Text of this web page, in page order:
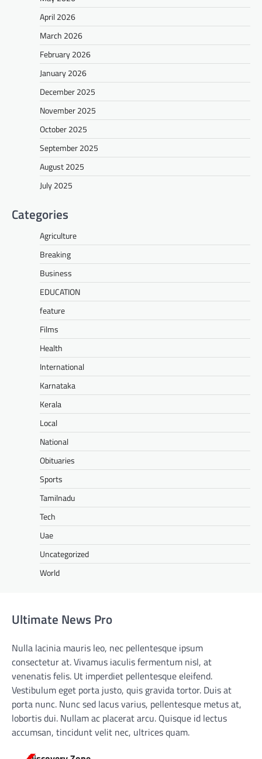
April 2026
March 2026
February 2026
January 2026
December 2025
November 2025
October 2025
September 2025
August 2025
July 2025
Categories
Agriculture
Breaking
Business
EDUCATION
feature
Films
Health
International
Karnataka
Kerala
Local
National
Obituaries
Sports
Tamilnadu
Tech
Uae
Uncategorized
World
Ultimate News Pro
Nulla lacinia mauris leo, nec pellentesque ipsum
consectetur at. Vivamus iaculis fermentum nisl, at
venenatis felis. Ut imperdiet pellentesque eleifend.
Vestibulum eget porta justo, quis gravida tortor. Duis at
porta nunc. Nunc sed lacus varius, pellentesque metus at,
lobortis dui. Nullam ac placerat arcu. Quisque id lectus
accumsan, tincidunt velit nec, ultrices quam.